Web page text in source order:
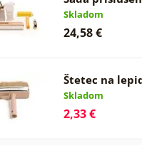
Skladom
24,58 €
Štetec na
Skladom
2,33 €